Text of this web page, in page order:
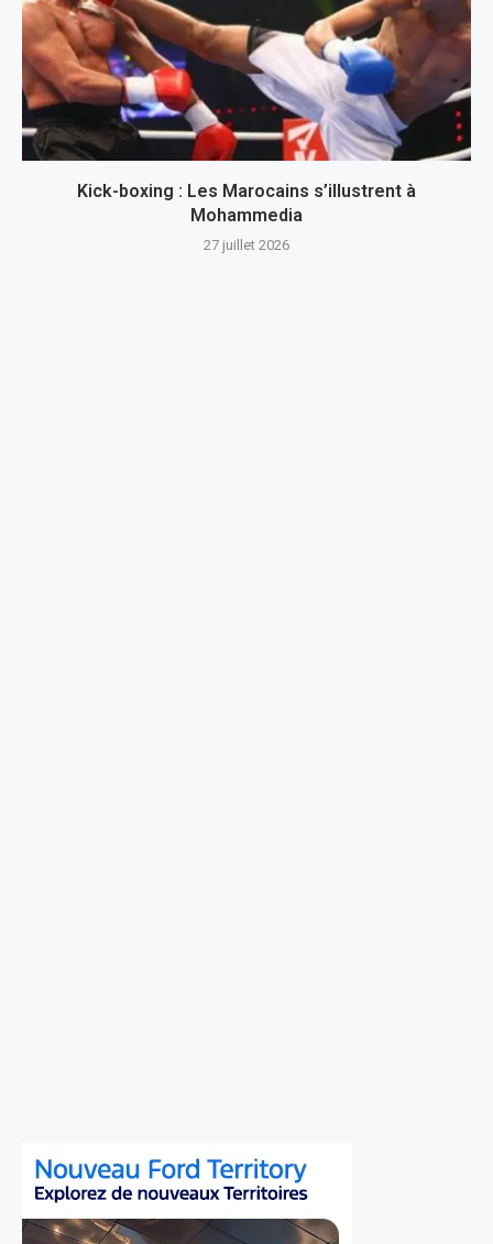
Kick-boxing : Les Marocains s’illustrent à
Mohammedia
27 juillet 2026